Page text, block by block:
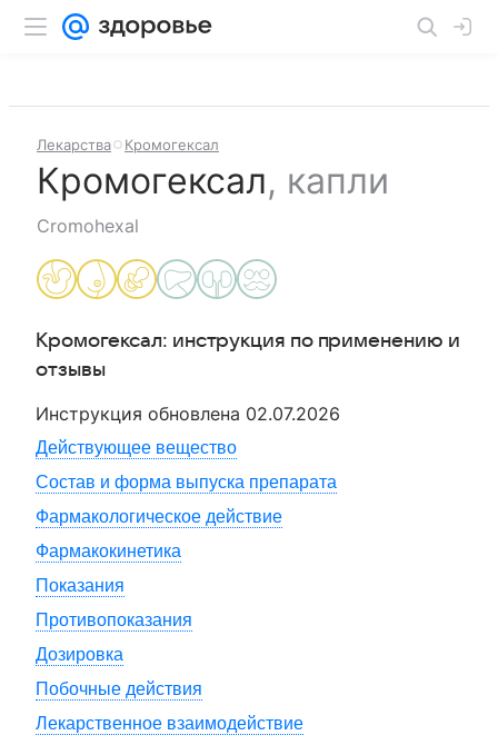
Лекарства Кромогексал
Кромогексал, капли
Cromohexal
Кромогексал: инструкция по применению и
отзывы
Инструкция обновлена 02.07.2026
Действующее вещество
Состав и форма выпуска препарата
Фармакологическое действие
Фармакокинетика
Показания
Противопоказания
Дозировка
Побочные действия
Лекарственное взаимодействие